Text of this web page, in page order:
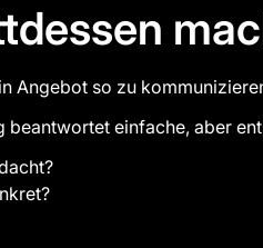
Angebot so zu
beantwortet einfache, aber